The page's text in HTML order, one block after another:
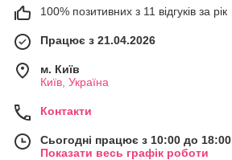
100% позитивних з 11 відгуків за рік
Працює з 21.04.2026
м. Київ
Київ, Україна
Контакти
Сьогодні працює з 10:00 до 18:00
Показати весь графік роботи